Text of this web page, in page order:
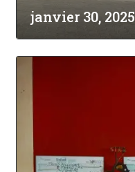
janvier 30, 2025